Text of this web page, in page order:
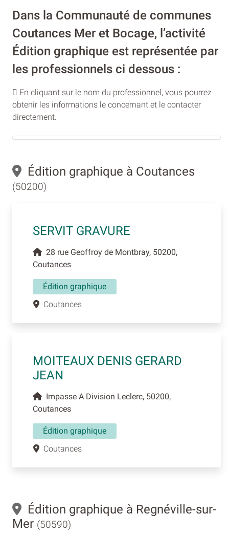
Dans la Communauté de communes
Coutances Mer et Bocage, l’activité
Édition graphique est représentée par
les professionnels ci dessous :
En cliquant sur le nom du professionnel, vous pourrez
obtenir les informations le concernant et le contacter
directement.
Édition graphique à Coutances
(50200)
SERVIT GRAVURE
28 rue Geoffroy de Montbray, 50200,
Coutances
Édition graphique
Coutances
MOITEAUX DENIS GERARD
JEAN
Impasse A Division Leclerc, 50200,
Coutances
Édition graphique
Coutances
Édition graphique à Regnéville-sur-
Mer (50590)